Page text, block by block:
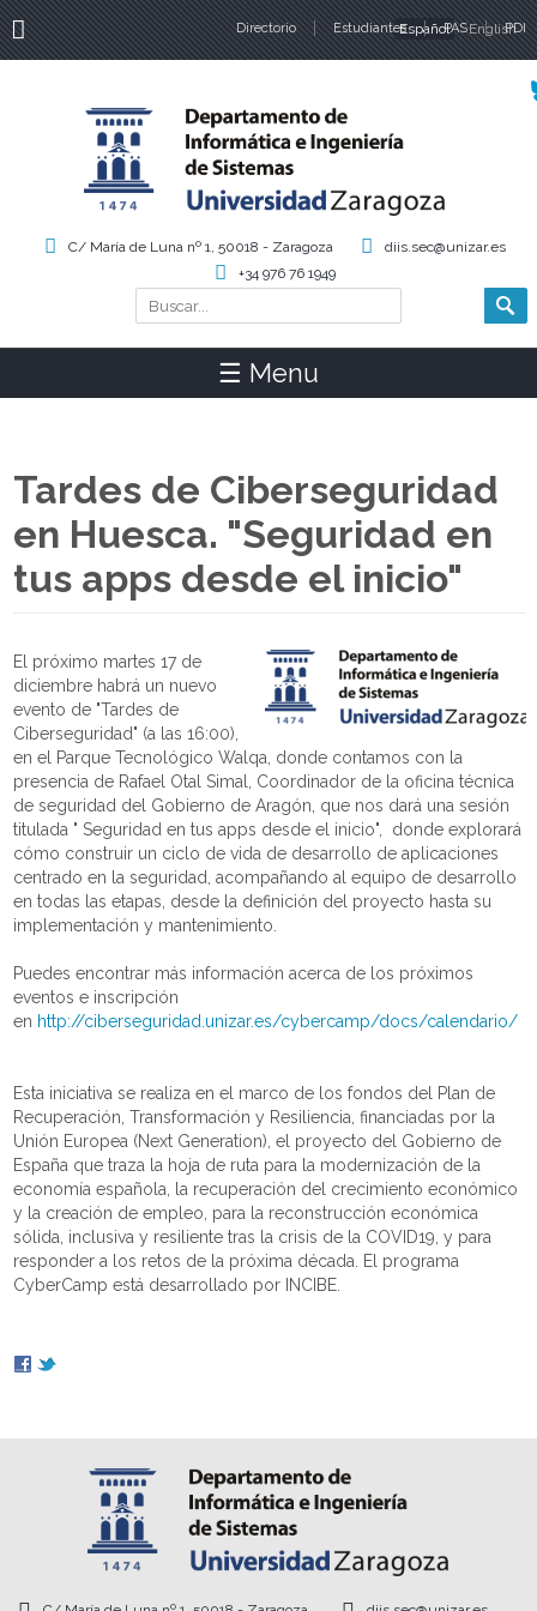
Directorio Estudiantes PAS PDI
Idiomas
Español English
Formulario de búsqueda
Buscar
C/ María de Luna nº 1, 50018 - Zaragoza
diis.sec@unizar.es
+34 976 76 1949
☰ Menu
Tardes de Ciberseguridad
en Huesca. "Seguridad en
tus apps desde el inicio"
El próximo martes 17 de
diciembre habrá un nuevo
evento de "Tardes de
Ciberseguridad" (a las 16:00),
en el Parque Tecnológico Walqa, donde contamos con la
presencia de Rafael Otal Simal, Coordinador de la oficina técnica
de seguridad del Gobierno de Aragón, que nos dará una sesión
titulada " Seguridad en tus apps desde el inicio", donde explorará
cómo construir un ciclo de vida de desarrollo de aplicaciones
centrado en la seguridad, acompañando al equipo de desarrollo
en todas las etapas, desde la definición del proyecto hasta su
implementación y mantenimiento.
Puedes encontrar más información acerca de los próximos
eventos e inscripción
en http://ciberseguridad.unizar.es/cybercamp/docs/calendario/
Esta iniciativa se realiza en el marco de los fondos del Plan de
Recuperación, Transformación y Resiliencia, financiadas por la
Unión Europea (Next Generation), el proyecto del Gobierno de
España que traza la hoja de ruta para la modernización de la
economía española, la recuperación del crecimiento económico
y la creación de empleo, para la reconstrucción económica
sólida, inclusiva y resiliente tras la crisis de la COVID19, y para
responder a los retos de la próxima década. El programa
CyberCamp está desarrollado por INCIBE.